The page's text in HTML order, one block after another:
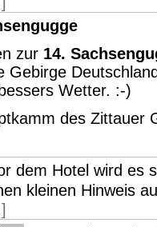
zur 14.
Gebirge
Wetter. :-)
des Zittauer
dem Hotel wird es
kleinen Hinweis